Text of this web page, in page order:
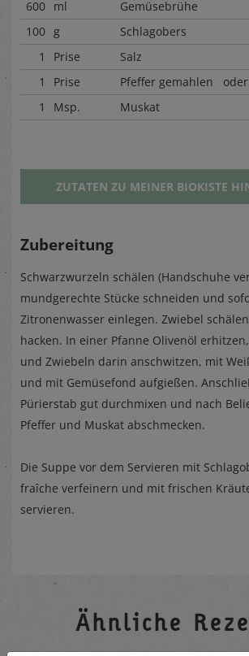
600 ml
Gemüsebrühe
100 g
Schlagobers
1
Prise
Salz
1
Prise
Pfeffer gemahlen
1
Msp. Muskat
ZUTATEN ZU MEINER BIOKISTE
Zubereitung
Schwarzwurzeln schälen (Handschuhe
mundgerechte Stücke schneiden und
Zitronenwasser einlegen. Zwiebel
hacken. In einer Pfanne Olivenöl
und Zwiebeln darin anschwitzen, mit
und mit Gemüsefond aufgießen.
Pürierstab gut durchmixen und nach
Pfeffer und Muskat abschmecken.
Die Suppe vor dem Servieren mit
fraîche verfeinern und mit frischen
servieren.
Ähnliche